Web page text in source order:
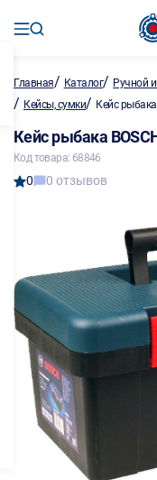
Главная/ Каталог/ Ручной
/ Кейсы, сумки/ Кейс
Кейс рыбака
Код товара: 68846
0 0 отзывов